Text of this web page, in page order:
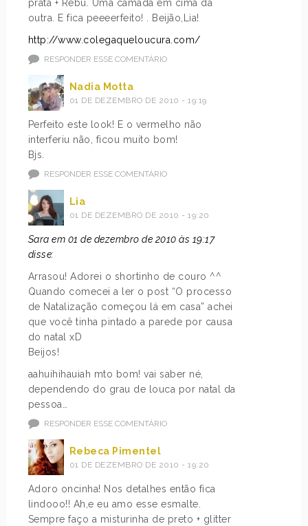
prata + Rebu. Uma camada em cima da
outra. E fica peeeerfeito! . Beijão,Lia!
http://www.colegaqueloucura.com/
RESPONDER ESSE COMENTÁRIO
Nadia Motta
01 DE DEZEMBRO DE 2010 - 19:19
Perfeito este look! E o vermelho não
interferiu não, ficou muito bom!
Bjs.
RESPONDER ESSE COMENTÁRIO
Lia
01 DE DEZEMBRO DE 2010 - 19:20
Sara em 01 de dezembro de 2010 às 19:17
disse:
Arrasou! Adorei o shortinho de couro ^^
Quando comecei a ler o post “O processo
de Natalização começou lá em casa” achei
que você tinha pintado a parede por causa
do natal xD
Beijos!
aahuihihauiah mto bom! vai saber né,
dependendo do grau de louca por natal da
pessoa…
RESPONDER ESSE COMENTÁRIO
Rebeca Pimentel
01 DE DEZEMBRO DE 2010 - 19:20
Adoro oncinha! Nos detalhes então fica
lindooo!! Ah,e eu amo esse esmalte.
Sempre faço a misturinha de preto + glitter